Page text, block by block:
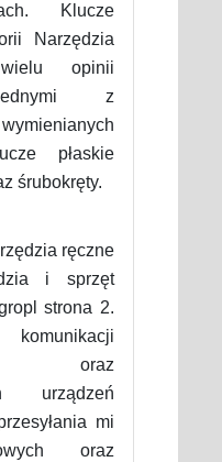
Klucze
Narzędzia
opinii
z
płaskie
śrubokręty.
ręczne
i sprzęt
strona 2.
oraz
urządzeń
mi
oraz